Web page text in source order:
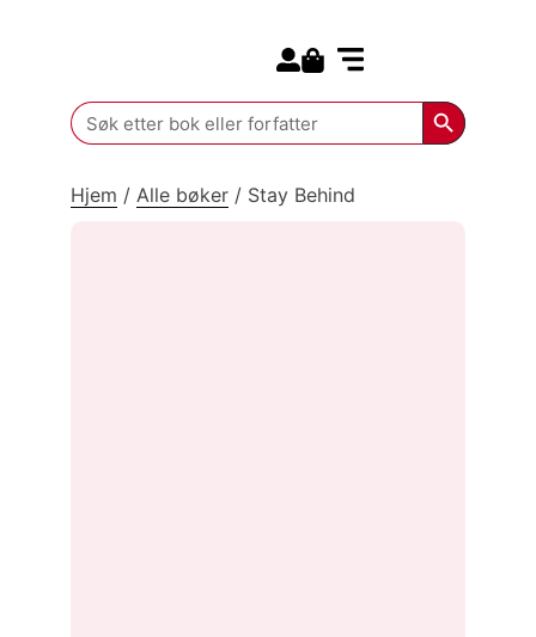
Search
for:
Search
Hjem / Alle bøker / Stay Behind